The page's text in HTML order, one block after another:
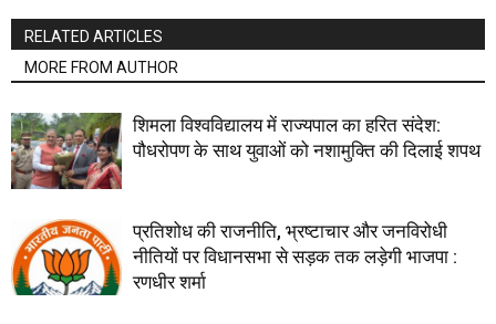
RELATED ARTICLES
MORE FROM AUTHOR
शिमला विश्वविद्यालय में राज्यपाल का हरित संदेश:
पौधरोपण के साथ युवाओं को नशामुक्ति की दिलाई शपथ
प्रतिशोध की राजनीति, भ्रष्टाचार और जनविरोधी
नीतियों पर विधानसभा से सड़क तक लड़ेगी भाजपा :
रणधीर शर्मा